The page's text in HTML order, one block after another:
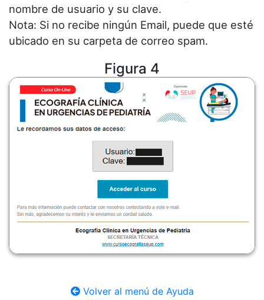
nombre de usuario y su clave.
Nota: Si no recibe ningún Email, puede que esté
ubicado en su carpeta de correo spam.
Figura 4
Volver al menú de Ayuda